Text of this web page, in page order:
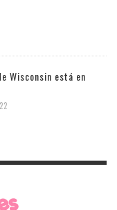
Wisconsin está en